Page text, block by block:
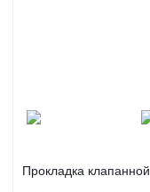
Прокладка клапанной